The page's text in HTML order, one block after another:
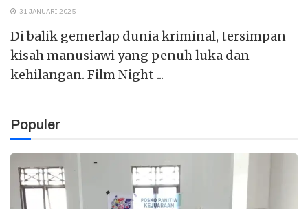
31 JANUARI 2025
Di balik gemerlap dunia kriminal, tersimpan
kisah manusiawi yang penuh luka dan
kehilangan. Film Night ...
Populer